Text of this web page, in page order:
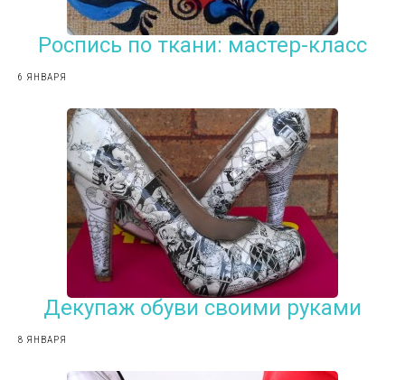
Роспись по ткани: мастер-класс
6 ЯНВАРЯ
Декупаж обуви своими руками
8 ЯНВАРЯ